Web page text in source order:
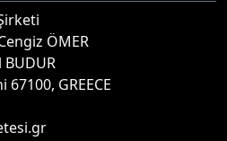
ÖMER
BUDUR
GREECE